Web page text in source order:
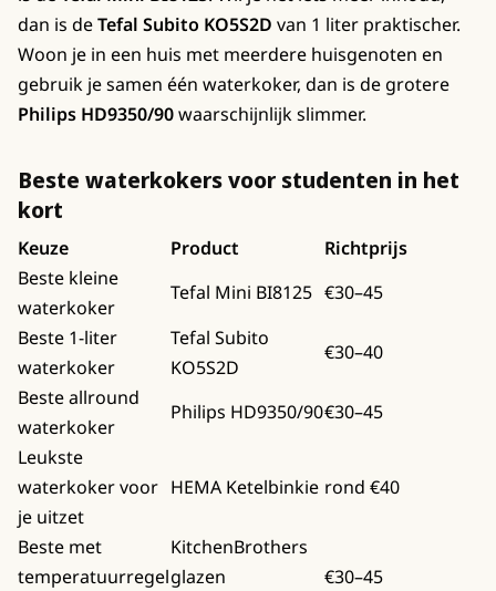
dan is deTefal Subito KO5S2D van 1 liter praktischer.
Woon je in een huis met meerdere huisgenoten en
gebruik je samen één waterkoker, dan is de grotere
Philips HD9350/90waarschijnlijk slimmer.
Beste waterkokers voor studenten in het
kort
Keuze Product
Richtprijs
Beste kleine
waterkoker
Tefal Mini BI8125 €30–45
Beste 1-liter
waterkoker
Tefal Subito
KO5S2D
€30–40
Beste allround
waterkoker
Philips HD9350/90€30–45
Leukste
waterkoker voor
je uitzet
HEMA Ketelbinkie rond €40
Beste met
temperatuurregel
KitchenBrothers
glazen
€30–45